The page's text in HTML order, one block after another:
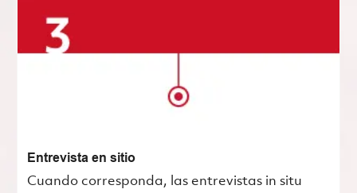
Entrevista en sitio
Cuando corresponda, las entrevistas in situ